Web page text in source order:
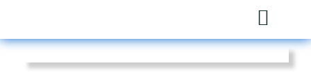
primary
main
primary
footer